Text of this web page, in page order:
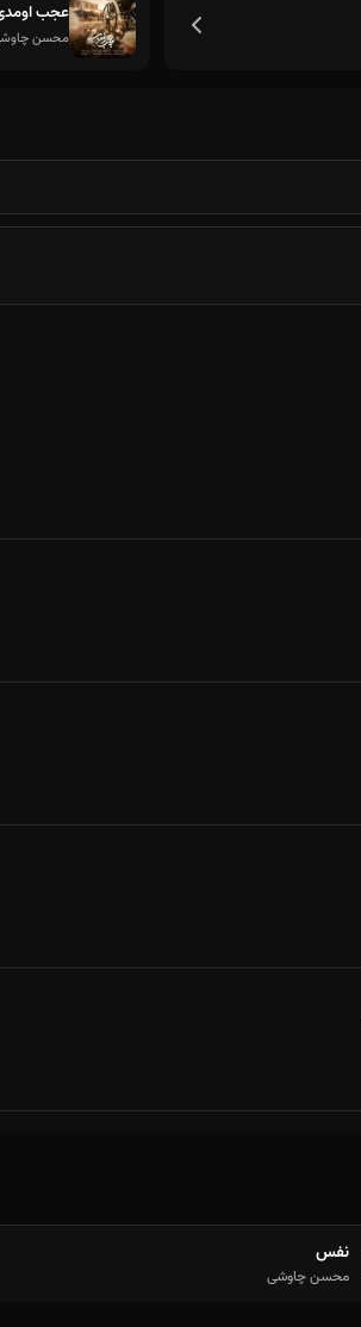
نفس داره خیالت راه میره
تا جون دارم نمیذارم بمیره
عجب
محسن
نفس
محسن چاوشی